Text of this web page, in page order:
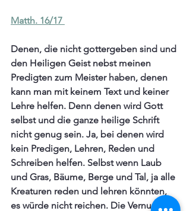
Matth. 16/17
Denen, die nicht gottergeben sind und
den Heiligen Geist nebst meinen
Predigten zum Meister haben, denen
kann man mit keinem Text und keiner
Lehre helfen. Denn denen wird Gott
selbst und die ganze heilige Schrift
nicht genug sein. Ja, bei denen wird
kein Predigen, Lehren, Reden und
Schreiben helfen. Selbst wenn Laub
und Gras, Bäume, Berge und Tal, ja alle
Kreaturen reden und lehren könnten,
es würde nicht reichen. Die Vernunft,